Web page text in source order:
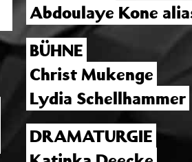
Abdoulaye Kone
BÜHNE
Christ Mukenge
Lydia Schellhammer
DRAMATURGIE